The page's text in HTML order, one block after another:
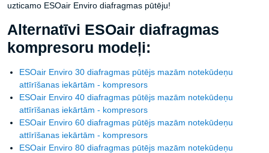
uzticamo ESOair Enviro diafragmas pūtēju!
Alternatīvi ESOair diafragmas
kompresoru modeļi:
ESOair Enviro 30 diafragmas pūtējs mazām notekūdeņu
attīrīšanas iekārtām - kompresors
ESOair Enviro 40 diafragmas pūtējs mazām notekūdeņu
attīrīšanas iekārtām - kompresors
ESOair Enviro 60 diafragmas pūtējs mazām notekūdeņu
attīrīšanas iekārtām - kompresors
ESOair Enviro 80 diafragmas pūtējs mazām notekūdeņu